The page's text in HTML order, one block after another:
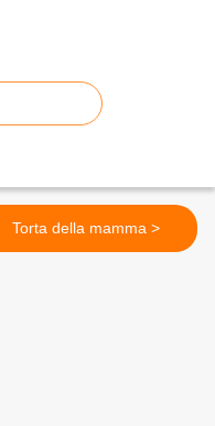
Torta della mamma >